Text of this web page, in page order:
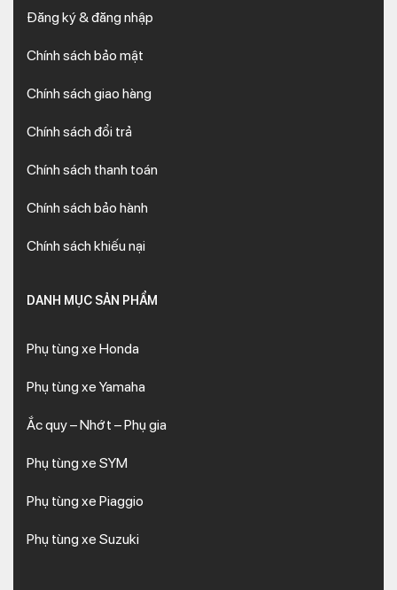
Đăng ký & đăng nhập
Chính sách bảo mật
Chính sách giao hàng
Chính sách đổi trả
Chính sách thanh toán
Chính sách bảo hành
Chính sách khiếu nại
DANH MỤC SẢN PHẨM
Phụ tùng xe Honda
Phụ tùng xe Yamaha
Ắc quy – Nhớt – Phụ gia
Phụ tùng xe SYM
Phụ tùng xe Piaggio
Phụ tùng xe Suzuki